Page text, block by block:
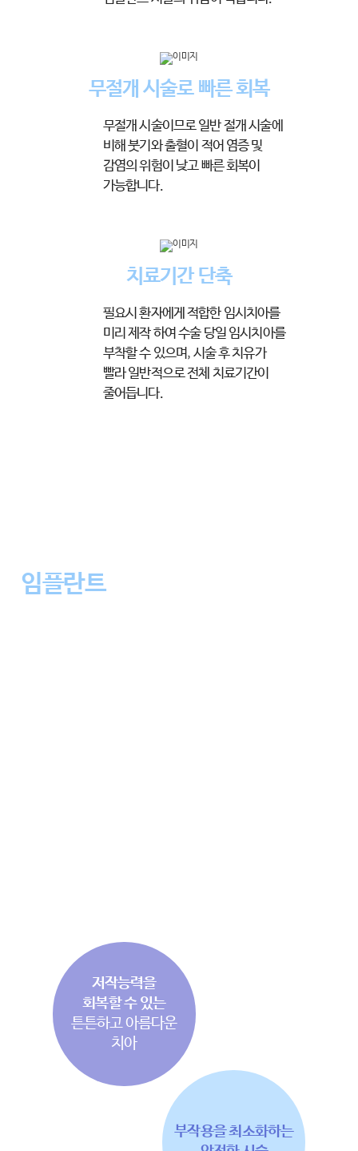
무절개 시술로 빠른 회복
무절개 시술이므로 일반 절개 시술에
비해붓기와 출혈이 적어 염증 및
감염의 위험이 낮고 빠른 회복이
가능합니다.
치료기간 단축
필요시 환자에게 적합한 임시치아를
미리 제작하여 수술 당일 임시치아를
부착할 수 있으며, 시술 후 치유가
빨라 일반적으로 전체 치료기간이
줄어듭니다.
임플란트
저작능력을
회복할 수 있는
튼튼하고 아름다운
치아
부작용을 최소화하는